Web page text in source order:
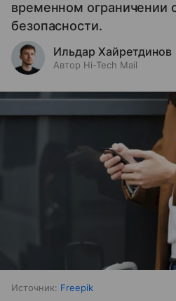
временном ограничении
безопасности.
Ильдар Хайретдинов
Автор Hi-Tech Mail
Источник: Freepik